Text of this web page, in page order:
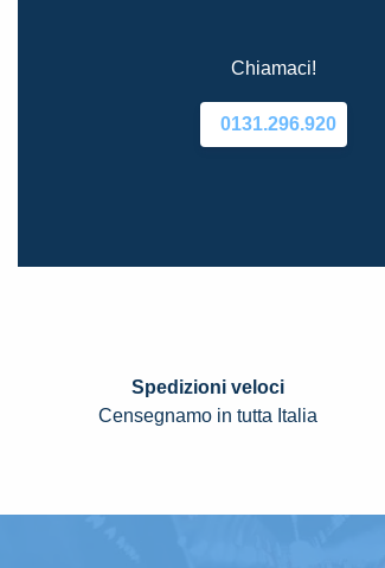
Chiamaci!
0131.296.920
Spedizioni veloci
Censegnamo in tutta Italia